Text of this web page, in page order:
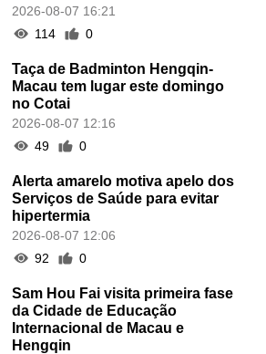
2026-08-07 16:21
114
0
Taça de Badminton Hengqin-
Macau tem lugar este domingo
no Cotai
2026-08-07 12:16
49
0
Alerta amarelo motiva apelo dos
Serviços de Saúde para evitar
hipertermia
2026-08-07 12:06
92
0
Sam Hou Fai visita primeira fase
da Cidade de Educação
Internacional de Macau e
Hengqin